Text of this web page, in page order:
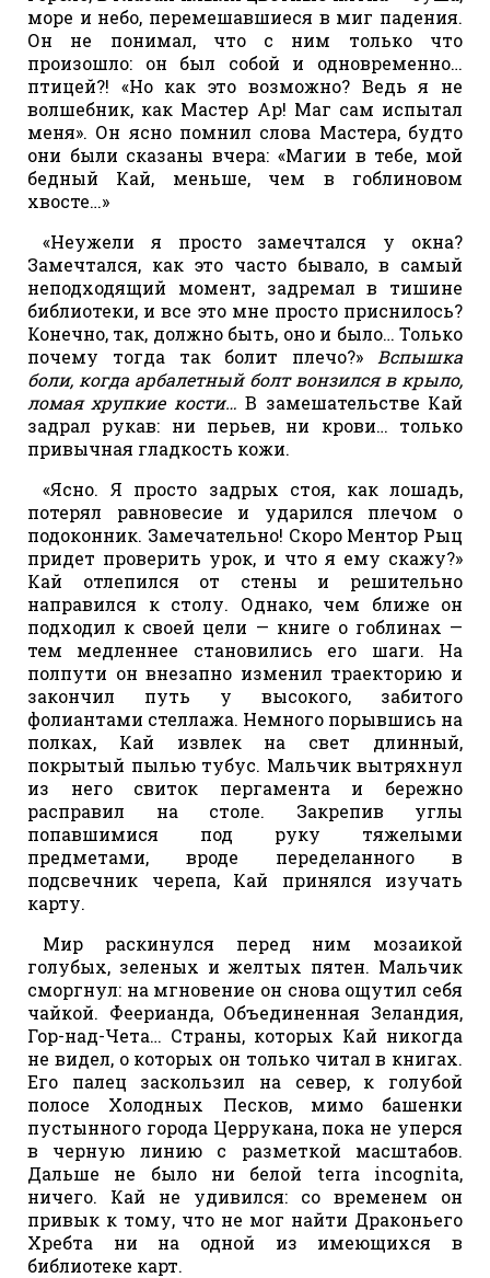
море и небо, перемешавшиеся в миг падения.
Он не понимал, что с ним только что
произошло: он был собой и одновременно…
птицей?! «Но как это возможно? Ведь я не
волшебник, как Мастер Ар! Маг сам испытал
меня». Он ясно помнил слова Мастера, будто
они были сказаны вчера: «Магии в тебе, мой
бедный Кай, меньше, чем в гоблиновом
хвосте…»
«Неужели я просто замечтался у окна?
Замечтался, как это часто бывало, в самый
неподходящий момент, задремал в тишине
библиотеки, и все это мне просто приснилось?
Конечно, так, должно быть, оно и было… Только
почему тогда так болит плечо?» Вспышка
боли, когда арбалетный болт вонзился в крыло,
ломая хрупкие кости… В замешательстве Кай
задрал рукав: ни перьев, ни крови… только
привычная гладкость кожи.
«Ясно. Я просто задрых стоя, как лошадь,
потерял равновесие и ударился плечом о
подоконник. Замечательно! Скоро Ментор Рыц
придет проверить урок, и что я ему скажу?»
Кай отлепился от стены и решительно
направился к столу. Однако, чем ближе он
подходил к своей цели — книге о гоблинах —
тем медленнее становились его шаги. На
полпути он внезапно изменил траекторию и
закончил путь у высокого, забитого
фолиантами стеллажа. Немного порывшись на
полках, Кай извлек на свет длинный,
покрытый пылью тубус. Мальчик вытряхнул
из него свиток пергамента и бережно
расправил на столе. Закрепив углы
попавшимися под руку тяжелыми
предметами, вроде переделанного в
подсвечник черепа, Кай принялся изучать
карту.
Мир раскинулся перед ним мозаикой
голубых, зеленых и желтых пятен. Мальчик
сморгнул: на мгновение он снова ощутил себя
чайкой. Феерианда, Объединенная Зеландия,
Гор-над-Чета… Страны, которых Кай никогда
не видел, о которых он только читал в книгах.
Его палец заскользил на север, к голубой
полосе Холодных Песков, мимо башенки
пустынного города Церрукана, пока не уперся
в черную линию с разметкой масштабов.
Дальше не было ни белой terra incognita,
ничего. Кай не удивился: со временем он
привык к тому, что не мог найти Драконьего
Хребта ни на одной из имеющихся в
библиотеке карт.